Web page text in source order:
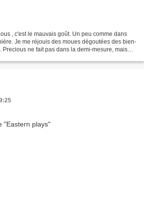
, c'est le mauvais goût. Un peu comme dans
Je me réjouis des moues dégoutées des bien-
Precious ne fait pas dans la demi-mesure, mais